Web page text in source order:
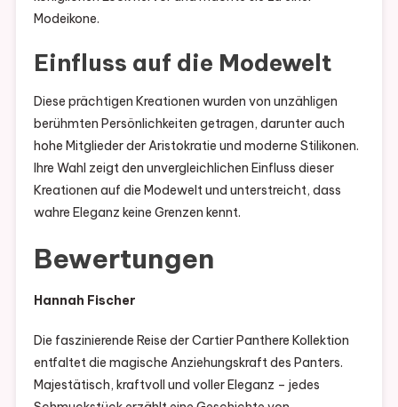
Modeikone.
Einfluss auf die Modewelt
Diese prächtigen Kreationen wurden von unzähligen
berühmten Persönlichkeiten getragen, darunter auch
hohe Mitglieder der Aristokratie und moderne Stilikonen.
Ihre Wahl zeigt den unvergleichlichen Einfluss dieser
Kreationen auf die Modewelt und unterstreicht, dass
wahre Eleganz keine Grenzen kennt.
Bewertungen
Hannah Fischer
Die faszinierende Reise der Cartier Panthere Kollektion
entfaltet die magische Anziehungskraft des Panters.
Majestätisch, kraftvoll und voller Eleganz – jedes